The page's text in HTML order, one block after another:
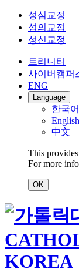
성심교정
성의교정
성신교정
트리니티
사이버캠퍼
ENG
Language
한국어
English
中文
This
For more
OK